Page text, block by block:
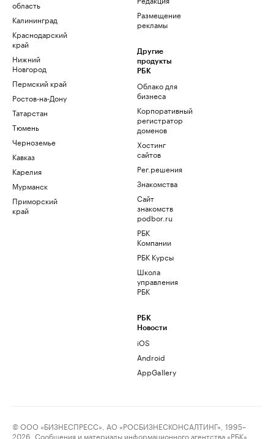
область
Калининград
Краснодарский
край
Нижний
Новгород
Пермский край
Ростов-на-Дону
Татарстан
Тюмень
Черноземье
Кавказ
Карелия
Мурманск
Приморский
край
Размещение
рекламы
Другие
продукты
РБК
Облако для
бизнеса
Корпоративный
регистратор
доменов
Хостинг
сайтов
Рег.решения
Знакомства
Сайт
знакомств
podbor.ru
РБК
Компании
РБК Курсы
Школа
управления
РБК
РБК
Новости
iOS
Android
AppGallery
© ООО «БИЗНЕСПРЕСС», АО «РОСБИЗНЕСКОНСАЛТИНГ», 1995–
2026. Сообщения и материалы информационного агентства «РБК»